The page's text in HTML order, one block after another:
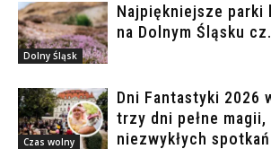
Dolny Śląsk
Najpiękniejsze parki
na Dolnym Śląsku
Czas wolny
Dni Fantastyki 2026
trzy dni pełne
niezwykłych spotkań